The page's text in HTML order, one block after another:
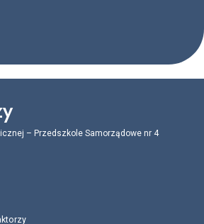
– Przedszkole Samorządowe nr 4